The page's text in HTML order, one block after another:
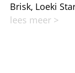
Brisk, Loeki
lees meer >